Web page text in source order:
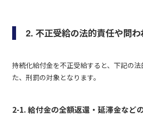
2. 不正受給の法的責任や問
持続化給付金を不正受給すると、下記の
た、刑罰の対象となります。
2-1. 給付金の全額返還・延滞金など